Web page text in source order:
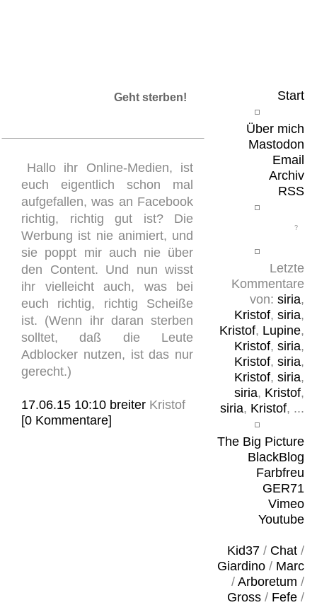
Start
Über mich
Mastodon
Email
Archiv
RSS
Letzte
Kommentare
von: siria,
Kristof, siria,
Kristof, Lupine,
Kristof, siria,
Kristof, siria,
Kristof, siria,
siria, Kristof,
siria, Kristof, ...
The Big Picture
BlackBlog
Farbfreu
GER71
Vimeo
Youtube
Kid37/ Chat/
Giardino/ Marc
/ Arboretum /
Gross/ Fefe/
Geht sterben!
Hallo ihr Online-Medien, ist
euch eigentlich schon mal
aufgefallen, was an Facebook
richtig, richtig gut ist? Die
Werbung ist nie animiert, und
sie poppt mir auch nie über
den Content. Und nun wisst
ihr vielleicht auch, was bei
euch richtig, richtig Scheiße
ist. (Wenn ihr daran sterben
solltet, daß die Leute
Adblocker nutzen, ist das nur
gerecht.)
17.06.15 10:10 breiter Kristof
[0 Kommentare]